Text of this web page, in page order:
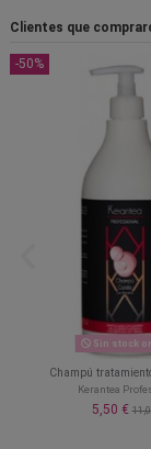
Clientes que
-50%
Sin stock
Champú
Kerantea
5,50 €